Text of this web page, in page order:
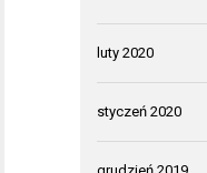
luty 2020
styczeń 2020